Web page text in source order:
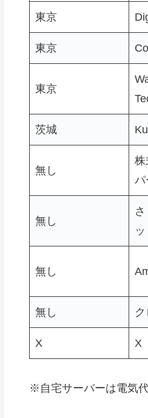
東京
東京
東京
茨城
無し
株
パ
無し
無し
無し
X X
※自宅サーバーは電気